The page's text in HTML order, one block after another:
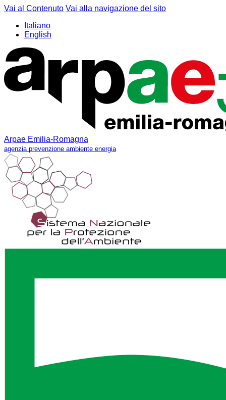
Vai al Contenuto Vai alla navigazione del sito
Italiano
English
Arpae Emilia-Romagna
agenzia prevenzione ambiente energia